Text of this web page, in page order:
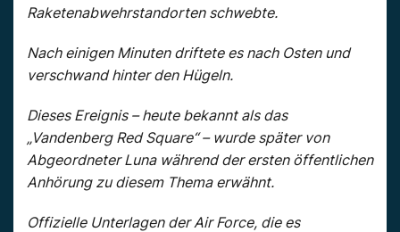
Raketenabwehrstandorten schwebte.
Nach einigen Minuten driftete es nach Osten und
verschwand hinter den Hügeln.
Dieses Ereignis – heute bekannt als das
„Vandenberg Red Square“ – wurde später von
Abgeordneter Luna während der ersten öffentlichen
Anhörung zu diesem Thema erwähnt.
Offizielle Unterlagen der Air Force, die es